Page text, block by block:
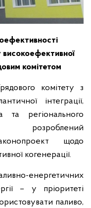
комітетом
комітету з
інтеграції,
та регіонального
щодо
когенерації.
енергетичних
– у пріоритеті
паливо,